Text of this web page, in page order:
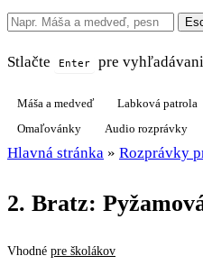
Stlačte Enter pre
Máša a medveď Labková patrola
Omaľovánky
Audio rozprávky
Hlavná stránka » Rozprávky
2. Bratz:
Vhodné pre školákov